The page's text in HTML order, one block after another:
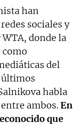
han
sociales y
donde la
del
habla
ambos.En
que